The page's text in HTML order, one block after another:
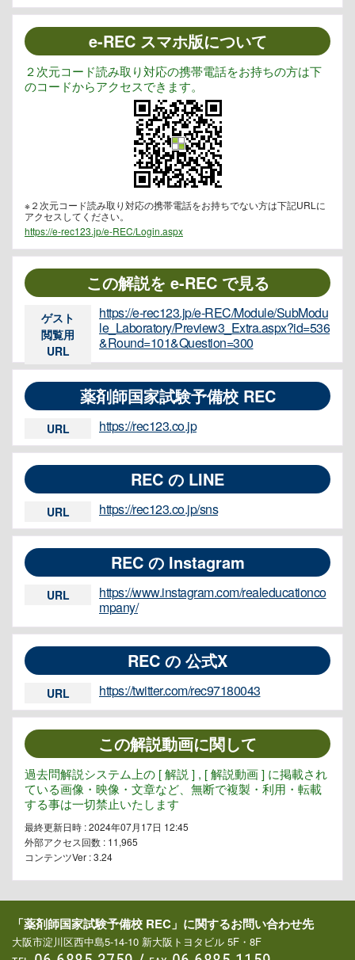
e-REC スマホ版について
２次元コード読み取り対応の携帯電話をお持ちの方は下
のコードからアクセスできます。
※２次元コード読み取り対応の携帯電話をお持ちでない方は下記URLに
アクセスしてください。
https://e-rec123.jp/e-REC/Login.aspx
この解説を e-REC で見る
ゲスト
閲覧用
URL
https://e-rec123.jp/e-REC/Module/SubModu
le_Laboratory/Preview3_Extra.aspx?id=536
&Round=101&Question=300
薬剤師国家試験予備校 REC
URL https://rec123.co.jp
REC の LINE
URL https://rec123.co.jp/sns
REC の Instagram
URL
https://www.instagram.com/realeducationco
mpany/
REC の 公式X
URL https://twitter.com/rec97180043
この解説動画に関して
過去問解説システム上の [ 解説 ] , [ 解説動画 ] に掲載され
ている画像・映像・文章など、無断で複製・利用・転載
する事は一切禁止いたします
最終更新日時 : 2024年07月17日 12:45
外部アクセス回数 : 11,965
コンテンツVer : 3.24
「薬剤師国家試験予備校 REC」に関するお問い合わせ先
大阪市淀川区西中島5-14-10 新大阪トヨタビル 5F・8F